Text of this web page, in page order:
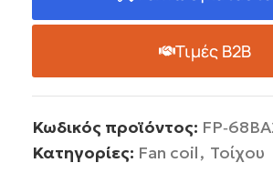
Τιμές B2B
Κωδικός προϊόντος:
Κατηγορίες: Fan coil, Τοίχου